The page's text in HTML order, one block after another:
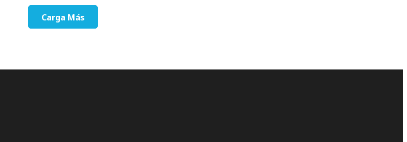
Carga Más